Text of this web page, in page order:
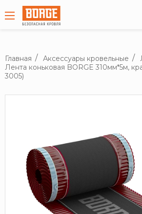
Главная Аксессуары кровельные
Лента коньковая BORGE 310мм*5м,
3005)